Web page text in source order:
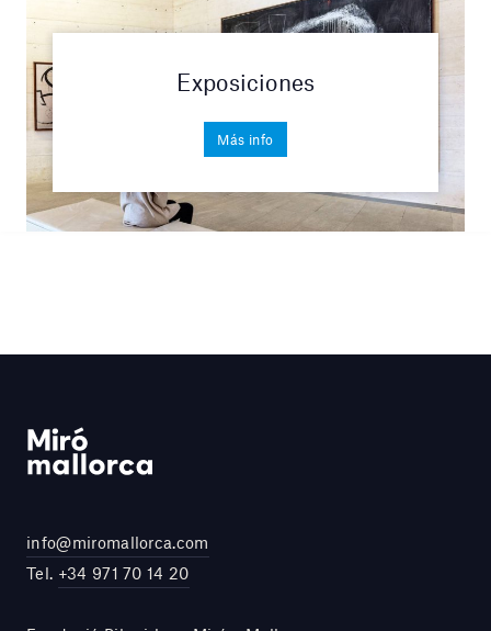
Exposiciones
Más info
info@miromallorca.com
Tel. +34 971 70 14 20